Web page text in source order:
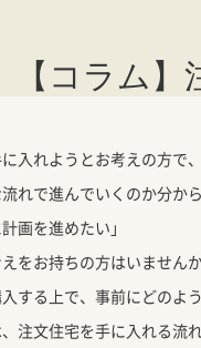
【コラム
入れようとお考えの方で、
流れで進んでいくのか分から
画を進めたい」
をお持ちの方はいませんか
する上で、事前にどのよ
注文住宅を手に入れる流